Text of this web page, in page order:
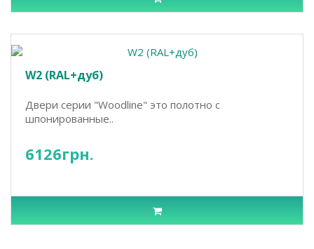
W2 (RAL+дуб)
Двери серии "Woodline" это полотно с
шпонированные..
6126грн.